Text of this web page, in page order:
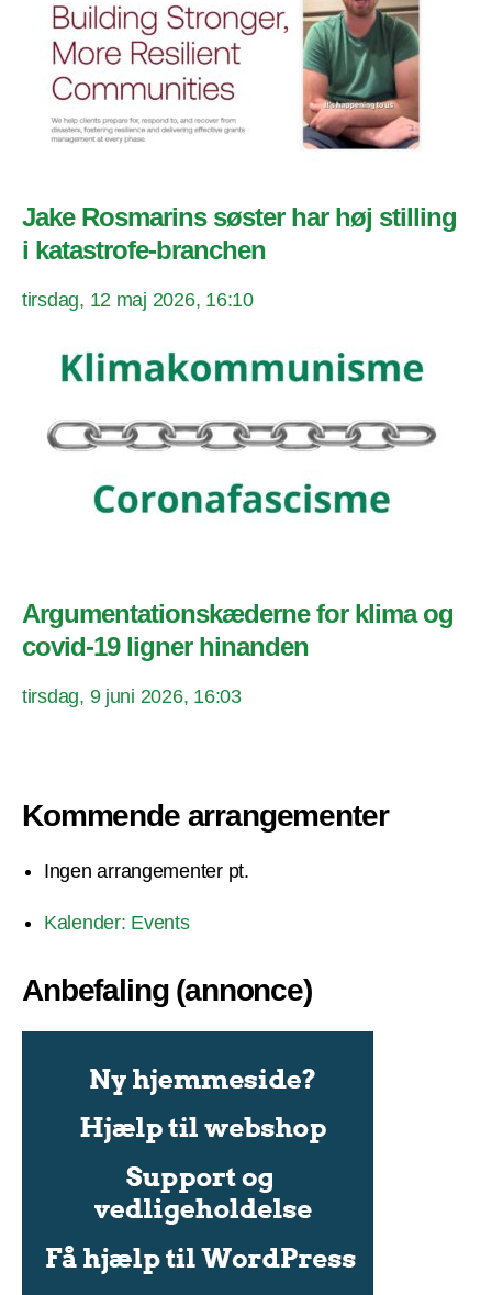
Jake Rosmarins søster har høj stilling
i katastrofe-branchen
tirsdag, 12 maj 2026, 16:10
Argumentationskæderne for klima og
covid-19 ligner hinanden
tirsdag, 9 juni 2026, 16:03
Kommende arrangementer
Ingen arrangementer pt.
Kalender: Events
Anbefaling (annonce)